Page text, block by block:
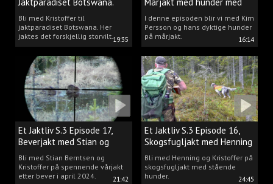
19:35
Bli med Kristoffer til
jaktparadiset Botswana. Her
jaktes det forskjellig storvilt.
16:14
Kim Persson
I denne episoden blir vi med Kim
Persson og hans dyktige hunder
på mårjakt.
21:42
Et Jaktliv S.3 Episode 17,
Beverjakt med Stian og
Kristoffer
Bli med Stian Berntsen og
Kristoffer på spennende vårjakt
etter bever i april 2024.
24:45
Et Jaktliv S.3 Episode 16,
Skogsfugljakt med Henning
Mathisen
Bli med Henning og Kristoffer på
skogsfugljakt med stående
hunder.